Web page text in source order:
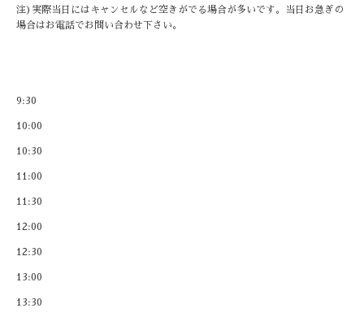
注)実際当日にはキャンセルなど空きがでる場合が多いです。当日お急ぎの
場合はお電話でお問い合わせ下さい。
9:30
10:00
10:30
11:00
11:30
12:00
12:30
13:00
13:30